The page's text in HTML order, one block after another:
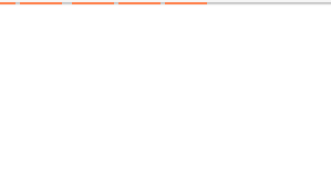
СПИСОК
ССЫЛКУЗАЩИЩЕННУЮ ССЫЛКУ
ВСТАВИТЬ СМАЙЛИК
ВСТАВКА СКРЫТОГО ТЕКСТА
ВСТАВКА ЦИТАТЫ
ВСТАВКА СПОЙЛЕРА